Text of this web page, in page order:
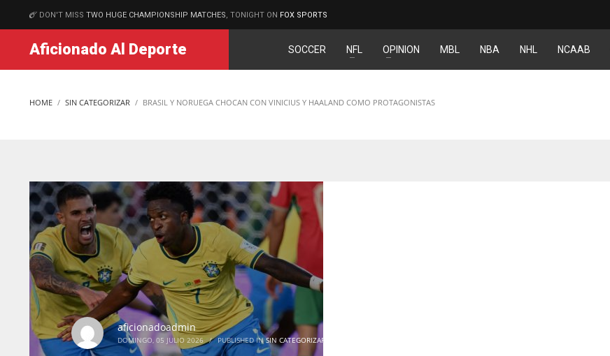
MATCHES
DON'T MISS TWO HUGE CHAMPIONSHIP MATCHES , TONIGHT ON FOX SPORTS
Aficionado Al Deporte SOCCER NFL OPINION MBL NBA NHL NCAAB
HOME SIN CATEGORIZAR BRASIL Y NORUEGA CHOCAN CON VINICIUS Y HAALAND COMO PROTAGONISTAS
aficionadoadmin
DOMINGO, 05 JULIO 2026 / PUBLISHED INSIN CATEGORIZAR